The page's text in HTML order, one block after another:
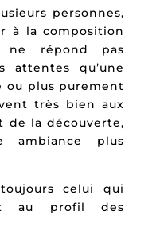
personnes,
à la composition
répond pas
attentes qu’une
ou plus purement
très bien aux
de la découverte,
plus
celui qui
au profil des